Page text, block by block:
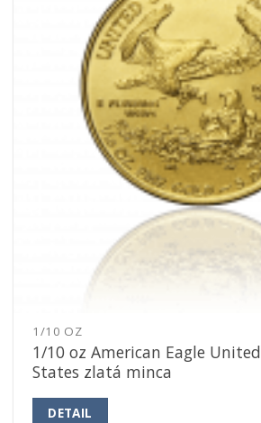
1/10 OZ
1/10 oz American Eagle United
States zlatá minca
DETAIL